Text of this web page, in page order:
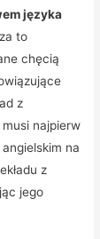
języka
to
chęcią
z
najpierw
na
z
jego